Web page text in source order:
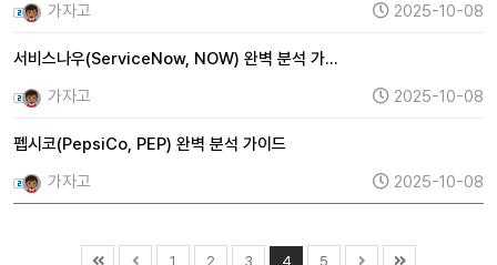
가자고
2025-10-08
서비스나우(ServiceNow, NOW) 완벽 분석 가…
가자고
2025-10-08
펩시코(PepsiCo, PEP) 완벽 분석 가이드
가자고
2025-10-08
1 2 3 4 5